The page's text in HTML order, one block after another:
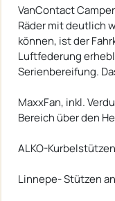
VanContact
Räder mit deutlich
können, ist der
Luftfederung
Serienbereifung.
MaxxFan, inkl.
Bereich über den
ALKO-
Linnepe- Stützen